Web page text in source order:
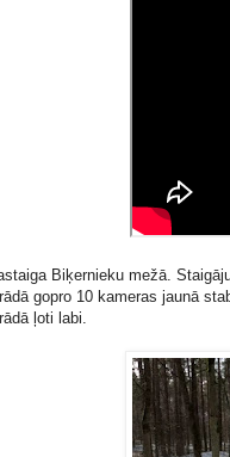
Biķernieku mežā.
gopro 10 kameras jaunā
ļoti labi.